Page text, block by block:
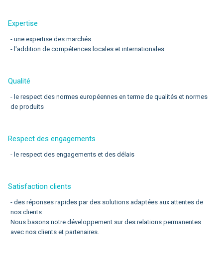
Expertise
- une expertise des marchés
- l'addition de compétences locales et internationales
Qualité
- le respect des normes européennes en terme de qualités et normes
de produits
Respect des engagements
- le respect des engagements et des délais
Satisfaction clients
- des réponses rapides par des solutions adaptées aux attentes de
nos clients.
Nous basons notre développement sur des relations permanentes
avec nos clients et partenaires.